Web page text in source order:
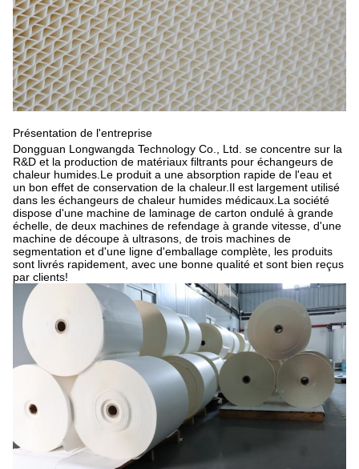
Présentation de l'entreprise
Dongguan Longwangda Technology Co., Ltd. se concentre sur la
R&D et la production de matériaux filtrants pour échangeurs de
chaleur humides.Le produit a une absorption rapide de l'eau et
un bon effet de conservation de la chaleur.Il est largement utilisé
dans les échangeurs de chaleur humides médicaux.La société
dispose d'une machine de laminage de carton ondulé à grande
échelle, de deux machines de refendage à grande vitesse, d'une
machine de découpe à ultrasons, de trois machines de
segmentation et d'une ligne d'emballage complète, les produits
sont livrés rapidement, avec une bonne qualité et sont bien reçus
par clients!